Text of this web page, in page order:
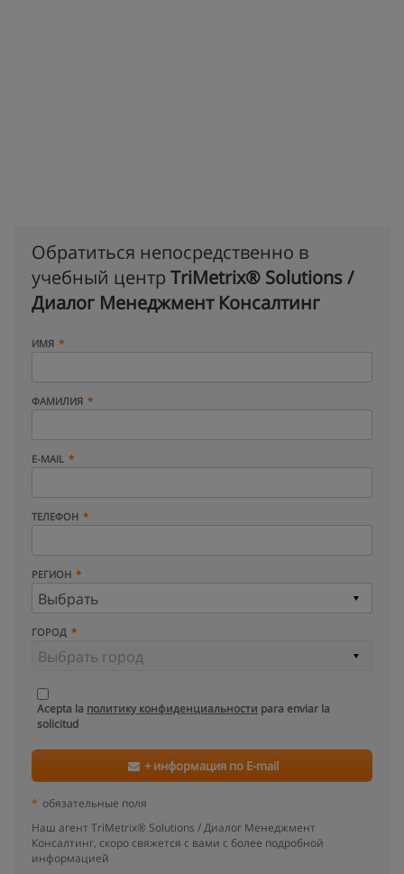
Обратиться непосредственно в
учебный центр TriMetrix® Solutions /
Диалог Менеджмент Консалтинг
ИМЯ
ФАМИЛИЯ
E-MAIL
ТЕЛЕФОН
РЕГИОН
ГОРОД
Acepta la политику конфиденциальности para enviar la
solicitud
+ информация по E-mail
* обязательные поля
Наш агент TriMetrix® Solutions / Диалог Менеджмент
Консалтинг, скоро свяжется с вами с более подробной
информацией